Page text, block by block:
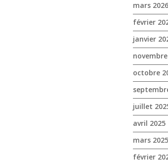
mars 2026
février
janvier
octobre
juillet
avril 2025
mars 2025
février